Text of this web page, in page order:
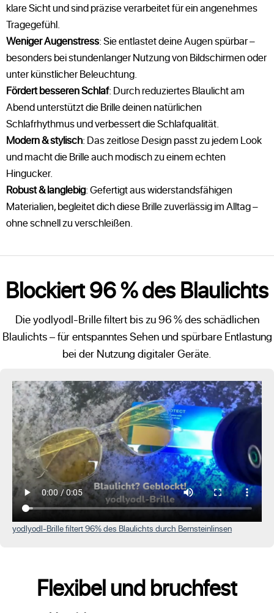
klare Sicht und sind präzise verarbeitet für ein angenehmes
Tragegefühl.
Weniger Augenstress: Sie entlastet deine Augen spürbar –
besonders bei stundenlanger Nutzung von Bildschirmen oder
unter künstlicher Beleuchtung.
Fördert besseren Schlaf: Durch reduziertes Blaulicht am
Abend unterstützt die Brille deinen natürlichen
Schlafrhythmus und verbessert die Schlafqualität.
Modern & stylisch: Das zeitlose Design passt zu jedem Look
und macht die Brille auch modisch zu einem echten
Hingucker.
Robust & langlebig: Gefertigt aus widerstandsfähigen
Materialien, begleitet dich diese Brille zuverlässig im Alltag –
ohne schnell zu verschleißen.
Blockiert 96 % des Blaulichts
Die yodlyodl-Brille filtert bis zu 96 % des schädlichen
Blaulichts – für entspanntes Sehen und spürbare Entlastung
bei der Nutzung digitaler Geräte.
yodlyodl-Brille filtert 96% des Blaulichts durch Bernsteinlinsen
Flexibel und bruchfest